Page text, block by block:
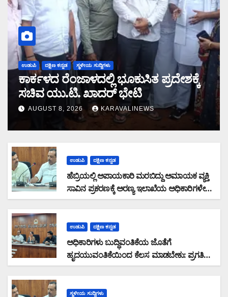
ಉಡುಪಿ ದಕ್ಷಿಣ ಕನ್ನಡ ಸ್ಥಳೀಯ ಸುದ್ದಿಗಳು
ಕಾರ್ಕಳದ ರೆಂಜಾಳದಲ್ಲಿ ಭೂಕುಸಿತ ಪ್ರದೇಶಕ್ಕೆ
ಸಚಿವ ಯು.ಟಿ. ಖಾದರ್ ಭೇಟಿ
AUGUST 8, 2026 KARAVALINEWS
ಉಡುಪಿ ದಕ್ಷಿಣ ಕನ್ನಡ
ಹೆಬ್ರಿಯಲ್ಲಿ ಅಪಾಯಕಾರಿ ಮರಬಿದ್ದು ಅಮಾಯಕ ವ್ಯಕ್ತಿ
ಸಾವಿನ ಪ್ರಕರಣಕ್ಕೆ ಅರಣ್ಯ ಇಲಾಖೆಯ ಅಧಿಕಾರಿಗಳೇ
ನೇರ ಹೊಣೆ: ಅವರ ವಿರುದ್ಧವೇ FIR ದಾಖಲಿಸಬೇಕು:
ಕುಮಾರ್ ಆಕ್ರೋಶ
ಉಡುಪಿ ದಕ್ಷಿಣ ಕನ್ನಡ
ಅಧಿಕಾರಿಗಳು ಬುದ್ಧಿವಂತಿಕೆಯ ಜೊತೆಗೆ
ಹೃದಯುವಂತಿಕೆಯಿಂದ ಕೆಲಸ ಮಾಡಬೇಕು: ಪ್ರಗತಿ
ಪರಿಶೀಲನಾ ಸಭೆಯಲ್ಲಿ ಅಧಿಕಾರಿಗಳಿಗೆ ಆರೋಗ್ಯ
ಸ್ಥಳೀಯ ಸುದ್ದಿಗಳು